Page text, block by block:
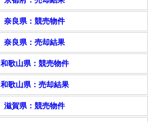
奈良県：競売物件
奈良県：売却結果
和歌山県：競売物件
和歌山県：売却結果
滋賀県：競売物件